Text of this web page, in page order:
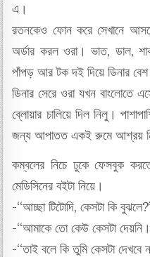
এ।
রতনকেও ফোন করে সেখানে
অর্ডার করল ওরা। ভাত, ডাল,
পাঁপড় আর টক দই দিয়ে ডিনার
ডিনার সেরে ওরা যখন বাংলোতে
ব্লোয়ার চালিয়ে দিল নিলু।
জন্য আপাতত একই রুমে আশ্রয়
কম্বলের নিচে ঢুকে ফেসবুক
মেডিসিনের বইটা নিয়ে।
-“আচ্ছা টিটোদি, কেসটা কি
-“আমাকে তো কেউ কেসটা
-“তাই বলে কি তুমি কেসটা দেখবে